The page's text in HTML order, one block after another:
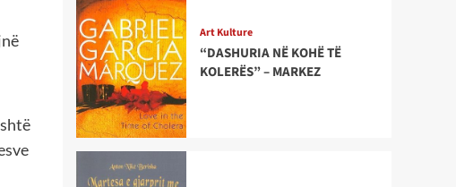
Art Kulture
“DASHURIA NË KOHË TË
KOLERËS” – MARKEZ